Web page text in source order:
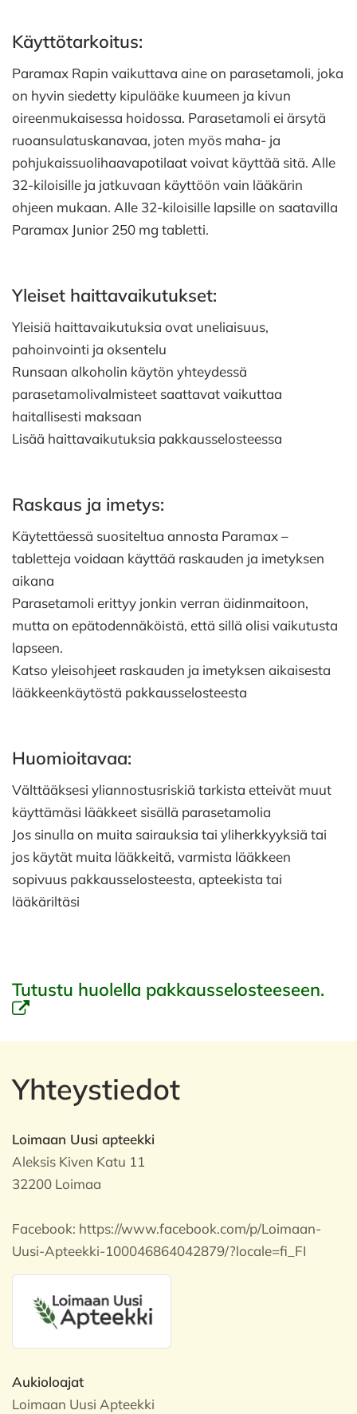
Käyttötarkoitus:
Paramax Rapin vaikuttava aine on parasetamoli, joka
on hyvin siedetty kipulääke kuumeen ja kivun
oireenmukaisessa hoidossa. Parasetamoli ei ärsytä
ruoansulatuskanavaa, joten myös maha- ja
pohjukaissuolihaavapotilaat voivat käyttää sitä. Alle
32-kiloisille ja jatkuvaan käyttöön vain lääkärin
ohjeen mukaan. Alle 32-kiloisille lapsille on saatavilla
Paramax Junior 250 mg tabletti.
Yleiset haittavaikutukset:
Yleisiä haittavaikutuksia ovat uneliaisuus,
pahoinvointi ja oksentelu
Runsaan alkoholin käytön yhteydessä
parasetamolivalmisteet saattavat vaikuttaa
haitallisesti maksaan
Lisää haittavaikutuksia pakkausselosteessa
Raskaus ja imetys:
Käytettäessä suositeltua annosta Paramax –
tabletteja voidaan käyttää raskauden ja imetyksen
aikana
Parasetamoli erittyy jonkin verran äidinmaitoon,
mutta on epätodennäköistä, että sillä olisi vaikutusta
lapseen.
Katso yleisohjeet raskauden ja imetyksen aikaisesta
lääkkeenkäytöstä pakkausselosteesta
Huomioitavaa:
Välttääksesi yliannostusriskiä tarkista etteivät muut
käyttämäsi lääkkeet sisällä parasetamolia
Jos sinulla on muita sairauksia tai yliherkkyyksiä tai
jos käytät muita lääkkeitä, varmista lääkkeen
sopivuus pakkausselosteesta, apteekista tai
lääkäriltäsi
Tutustu huolella pakkausselosteeseen.
Yhteystiedot
Loimaan Uusi apteekki
Aleksis Kiven Katu 11
32200 Loimaa
Facebook: https://www.facebook.com/p/Loimaan-
Uusi-Apteekki-100046864042879/?locale=fi_FI
Aukioloajat
Loimaan Uusi Apteekki